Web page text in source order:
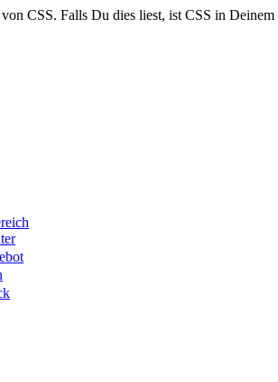
CSS. Falls Du dies liest, ist CSS in